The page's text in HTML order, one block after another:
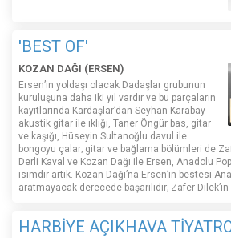
'BEST OF'
KOZAN DAĞI (ERSEN)
Ersen’in yoldaşı olacak Dadaşlar grubunun
kuruluşuna daha iki yıl vardır ve bu parçaların
kayıtlarında Kardaşlar’dan Seyhan Karabay
akustik gitar ile ıklığı, Taner Öngür bas, gitar
ve kaşığı, Hüseyin Sultanoğlu davul ile
bongoyu çalar; gitar ve bağlama bölümleri de
Derli Kaval ve Kozan Dağı ile Ersen, Anadolu
isimdir artık. Kozan Dağı’na Ersen’in bestesi
aratmayacak derecede başarılıdır; Zafer
HARBİYE AÇIKHAVA